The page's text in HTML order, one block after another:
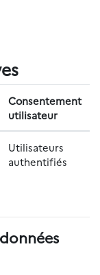
Consentement
utilisateur
Utilisateurs
authentifiés